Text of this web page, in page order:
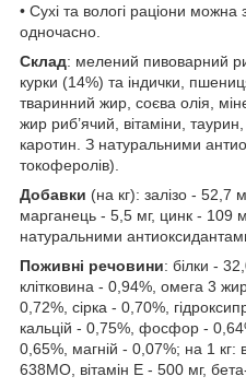
• Сухі та вологі раціони можна
одночасно.
Склад: мелений пивоварний
курки (14%) та індички,
тваринний жир, соєва олія,
жир риб’ячий, вітаміни,
каротин. З натуральними
токоферолів).
Добавки (на кг): залізо - 52,7
марганець - 5,5 мг, цинк - 109
натуральними
Поживні речовини: білки -
клітковина - 0,94%, омега 3
0,72%, сірка - 0,70%,
кальцій - 0,75%, фосфор -
0,65%, магній - 0,07%; на 1 кг:
638МО, вітамін E - 500 мг,